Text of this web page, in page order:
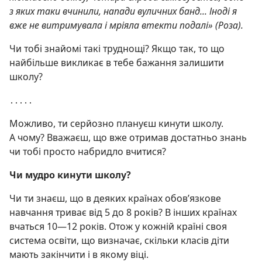
з яких таки вчинили, напади вуличних банд... Іноді я
вже не витримувала і мріяла втекти подалі» (Роза).
Чи тобі знайомі такі труднощі? Якщо так, то що
найбільше викликає в тебе бажання залишити
школу?
․․․․․
Можливо, ти серйозно плануєш кинути школу.
А чому? Вважаєш, що вже отримав достатньо знань
чи тобі просто набридло вчитися?
Чи мудро кинути школу?
Чи ти знаєш, що в деяких країнах обов’язкове
навчання триває від 5 до 8 років? В інших країнах
вчаться 10—12 років. Отож у кожній країні своя
система освіти, що визначає, скільки класів діти
мають закінчити і в якому віці.